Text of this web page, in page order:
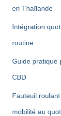
en Thaïlande
Intégration
routine
Guide pratique
CBD
Fauteuil
mobilité au